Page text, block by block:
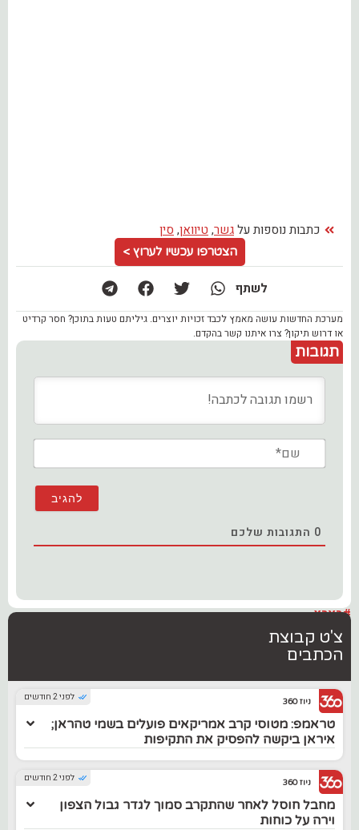
כתבות נוספות עלגשר, טיוואן, סין
הצטרפו עכשיו לערוץ >
לשתף
מערכת החדשות עושה מאמץ לכבד זכויות יוצרים. גיליתם טעות בתוכן? חסר קרדיט
או דרוש תיקון? צרו איתנו קשר בהקדם.
תגובות
0 התגובות שלכם
#בארץ
צ'ט קבוצת
הכתבים
לפני 2 חודשים ניוז 360
טראמפ: מטוסי קרב אמריקאים פועלים בשמי טהראן;
איראן ביקשה להפסיק את התקיפות
לפני 2 חודשים ניוז 360
מחבל חוסל לאחר שהתקרב סמוך לגדר גבול הצפון
וירה על כוחות